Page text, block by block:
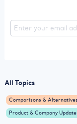
All Topics
Comparisons & Alternatives
Product & Company